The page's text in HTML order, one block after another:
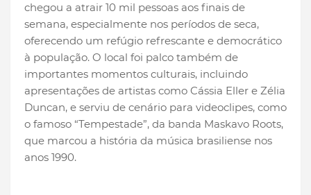
chegou a atrair 10 mil pessoas aos finais de
semana, especialmente nos períodos de seca,
oferecendo um refúgio refrescante e democrático
à população. O local foi palco também de
importantes momentos culturais, incluindo
apresentações de artistas como Cássia Eller e Zélia
Duncan, e serviu de cenário para videoclipes, como
o famoso “Tempestade”, da banda Maskavo Roots,
que marcou a história da música brasiliense nos
anos 1990.